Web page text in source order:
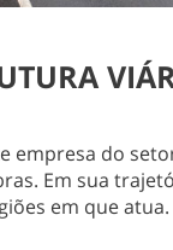
empresa do
Em sua
em que atua.